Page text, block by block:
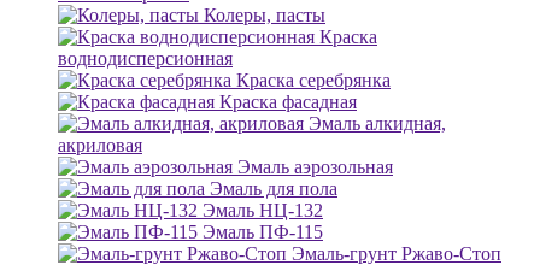
Колеры, пасты
Краска
воднодисперсионная
Краска серебрянка
Краска фасадная
Эмаль алкидная,
акриловая
Эмаль аэрозольная
Эмаль для пола
Эмаль НЦ-132
Эмаль ПФ-115
Эмаль-грунт Ржаво-Стоп